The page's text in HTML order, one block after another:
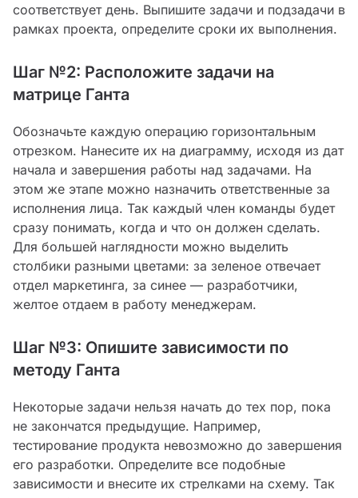
соответствует день. Выпишите задачи и подзадачи в
рамках проекта, определите сроки их выполнения.
Шаг №2: Расположите задачи на
матрице Ганта
Обозначьте каждую операцию горизонтальным
отрезком. Нанесите их на диаграмму, исходя из дат
начала и завершения работы над задачами. На
этом же этапе можно назначить ответственные за
исполнения лица. Так каждый член команды будет
сразу понимать, когда и что он должен сделать.
Для большей наглядности можно выделить
столбики разными цветами: за зеленое отвечает
отдел маркетинга, за синее — разработчики,
желтое отдаем в работу менеджерам.
Шаг №3: Опишите зависимости по
методу Ганта
Некоторые задачи нельзя начать до тех пор, пока
не закончатся предыдущие. Например,
тестирование продукта невозможно до завершения
его разработки. Определите все подобные
зависимости и внесите их стрелками на схему. Так